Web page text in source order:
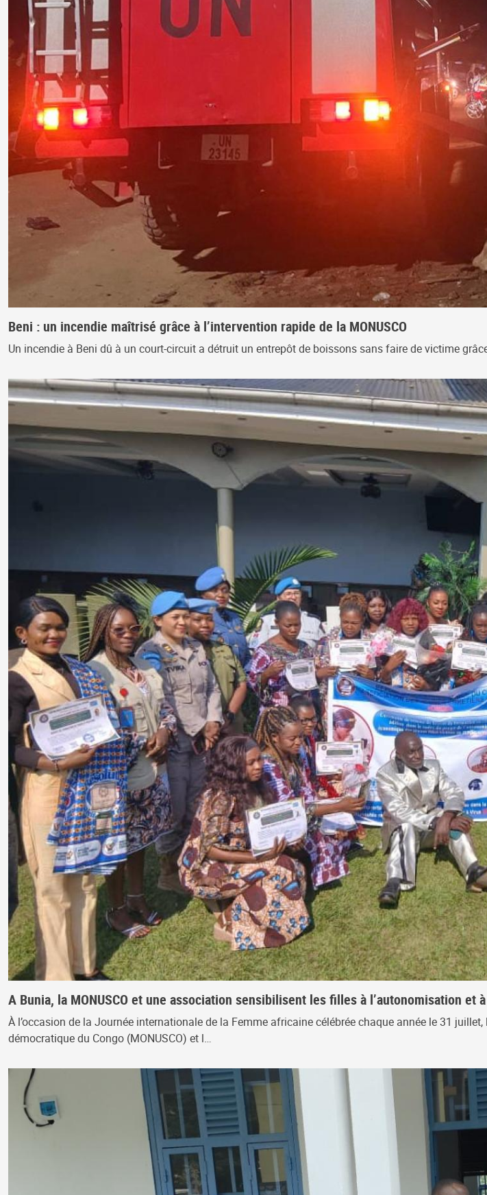
Beni : un incendie maîtrisé grâce à l’intervention rapide de la MONUSCO
Un incendie à Beni dû à un court-circuit a détruit un entrepôt de boissons sans faire de victime
A Bunia, la MONUSCO et une association sensibilisent les filles à l’autonomisation
À l’occasion de la Journée internationale de la Femme africaine célébrée chaque année le 31
démocratique du Congo (MONUSCO) et l…